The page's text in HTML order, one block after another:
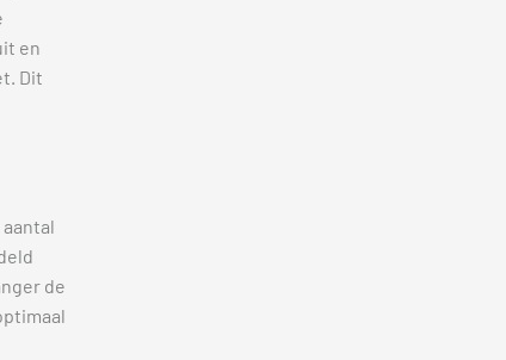
en
Dit
de